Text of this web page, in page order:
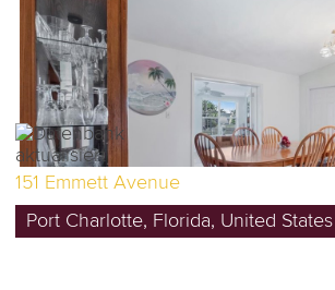
151 Emmett Avenue
Port Charlotte, Florida, United States